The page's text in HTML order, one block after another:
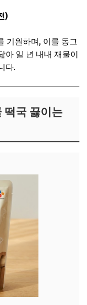
)
기원하며, 이를 동그
아 일 년 내내 재물이
다.
떡국 끓이는